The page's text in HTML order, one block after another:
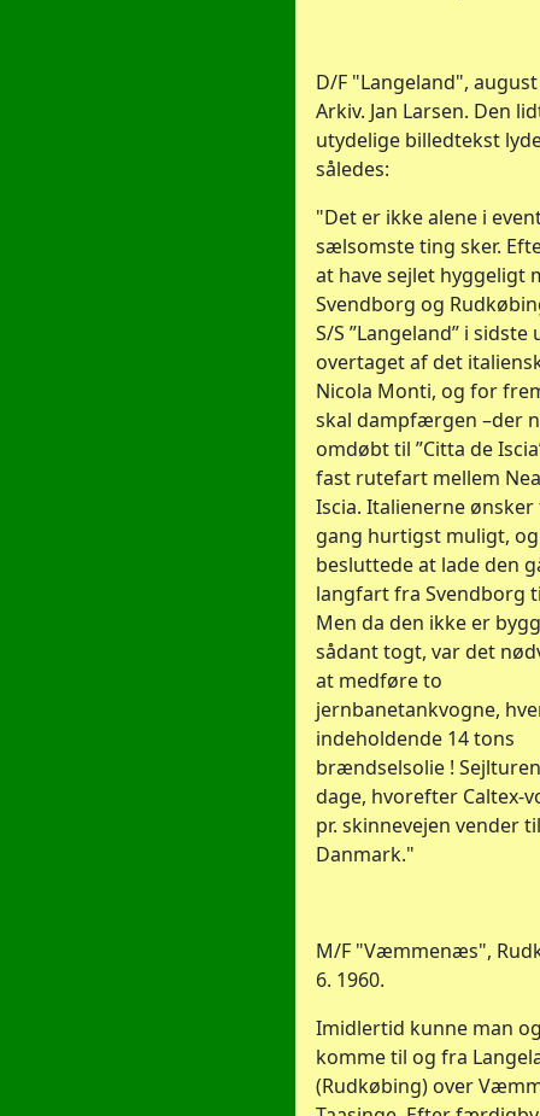
D/F "Langeland",
Arkiv. Jan Larsen. Den
utydelige billedtekst
således:
"Det er ikke alene i
sælsomste ting sker.
at have sejlet hyggeligt
Svendborg og
S/S ”Langeland” i sidste
overtaget af det
Nicola Monti, og for
skal dampfærgen –der
omdøbt til ”Citta de
fast rutefart mellem
Iscia. Italienerne
gang hurtigst muligt,
besluttede at lade den
langfart fra Svendborg
Men da den ikke er
sådant togt, var det
at medføre to
jernbanetankvogne,
indeholdende 14 tons
brændselsolie !
dage, hvorefter Caltex-
pr. skinnevejen vender
Danmark."
M/F "Væmmenæs",
6. 1960.
Imidlertid kunne man
komme til og fra
(Rudkøbing) over